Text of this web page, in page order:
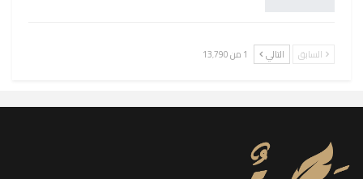
السابق التالي 1 من 13٬790